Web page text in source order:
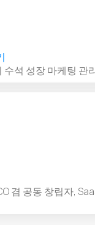
석 성장 마케팅 관
겸 공동 창립자,